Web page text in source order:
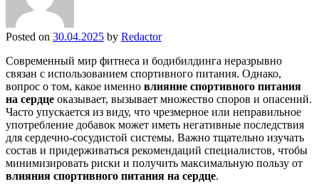
Posted on 30.04.2025 by Redactor
Современный мир фитнеса и бодибилдинга неразрывно
связан с использованием спортивного питания. Однако,
вопрос о том, какое именно влияние спортивного питания
на сердце оказывает, вызывает множество споров и опасений.
Часто упускается из виду, что чрезмерное или неправильное
употребление добавок может иметь негативные последствия
для сердечно-сосудистой системы. Важно тщательно изучать
состав и придерживаться рекомендаций специалистов, чтобы
минимизировать риски и получить максимальную пользу от
влияния спортивного питания на сердце.